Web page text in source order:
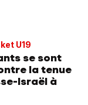
U19
se sont
la tenue
Israël à